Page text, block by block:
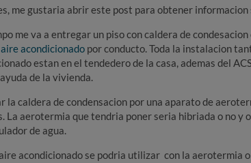
me gustaria abrir este post para obtener
me va a entregar un piso con caldera de
aire acondicionado por conducto. Toda la instalacion
estan en el tendedero de la casa, ademas del
de la vivienda.
la caldera de condensacion por una aparato de
La aerotermia que tendria poner seria hibriada o no y
de agua.
acondicionado se podria utilizar con la aerotermia